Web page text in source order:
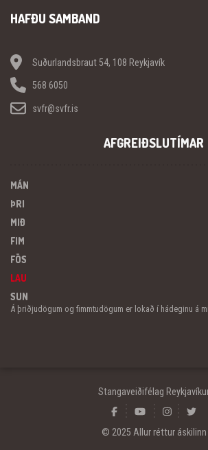
HAFÐU SAMBAND
Suðurlandsbraut 54, 108 Reykjavík
568 6050
svfr@svfr.is
AFGREIÐSLUTÍMAR
MÁN
ÞRI
MIÐ
FIM
FÖS
LAU
SUN
Á þriðjudögum og fimmtudögum er lokað í hádeginu á
Stangaveiðifélag
© 2025 Allur réttur áskilinn